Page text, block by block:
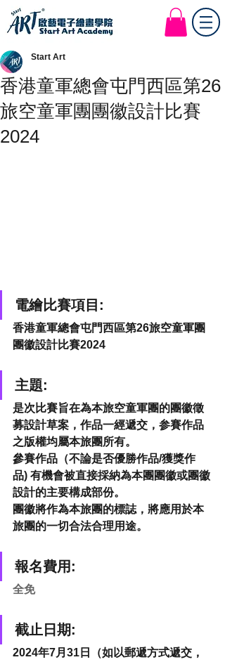
Start Art Workshop
香港童軍總會屯門西區第26
旅空童軍團團徽設計比賽
2024
Start Art
電繪比賽項目:
香港童軍總會屯門西區第26旅空童軍團
團徽設計比賽2024
主題:
是次比賽旨在為本旅空童軍團的團徽徵
募設計草案，作品一經遞交，参賽作品
之版權均屬本旅團所有。
參賽作品（不論是否優勝作品/獲獎作
品) 有機會被直接採納為本團團徽或團徽
設計的主要構成部份。
團徽將作為本旅團的標誌，將應用於本
旅團的一切合法合理用途。
報名費用:
全免
截止日期:
2024年7月31日（如以郵遞方式遞交，